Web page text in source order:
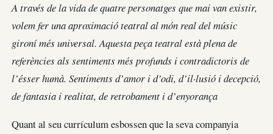
A través de la vida de quatre personatges que mai van existir,
volem fer una aproximació teatral al món real del músic
gironí més universal. Aquesta peça teatral està plena de
referències als sentiments més profunds i contradictoris de
l’ésser humà. Sentiments d’amor i d’odi, d’il·lusió i decepció,
de fantasia i realitat, de retrobament i d’enyorança
Quant al seu currículum esbossen que la seva companyia